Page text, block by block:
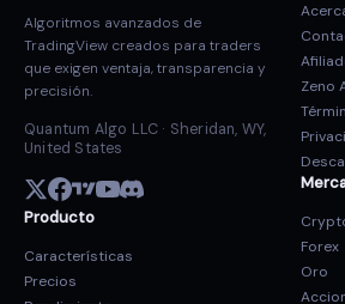
Algoritmos avanzados de
TradingView creados para traders
que exigen ventaja, transparencia y
precisión.
Quantum Algo LLC · Sheridan, WY,
United States
Producto
Características
Precios
Zeno
Forex
Oro